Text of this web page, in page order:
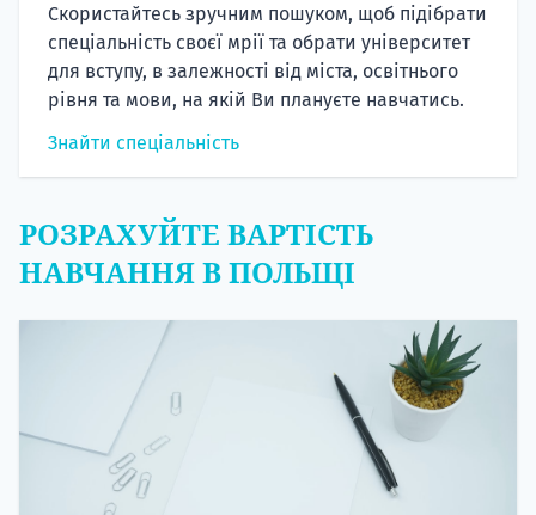
Скористайтесь зручним пошуком, щоб підібрати
спеціальність своєї мрії та обрати університет
для вступу, в залежності від міста, освітнього
рівня та мови, на якій Ви плануєте навчатись.
Знайти спеціальність
РОЗРАХУЙТЕ ВАРТІСТЬ
НАВЧАННЯ В ПОЛЬЩІ